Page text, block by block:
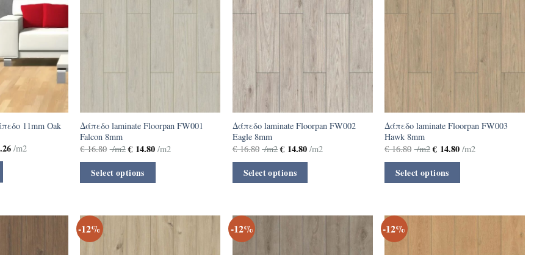
11mm Oak
/m2
Δάπεδο laminate Floorpan FW001
Falcon 8mm
€16.80 /m2 €14.80/m2
Select options
Δάπεδο laminate Floorpan FW002
Eagle 8mm
€16.80 /m2 € 14.80 /m2
Select options
Δάπεδο laminate Floorpan FW003
Hawk 8mm
€16.80 /m2 €14.80/m2
Select options
-12% -12% -12%